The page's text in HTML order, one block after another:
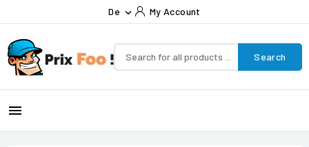
De  My Account
Search
